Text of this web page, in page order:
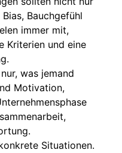
Bauchgefühl
immer mit,
Kriterien und eine
was jemand
Motivation,
Situationen.